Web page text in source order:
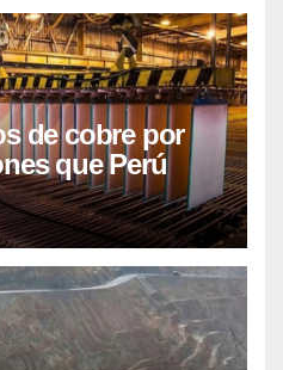
de cobre por
que Perú